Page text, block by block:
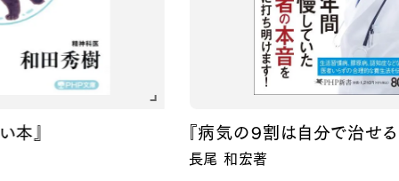
『病気の９割は自分で治せる！』